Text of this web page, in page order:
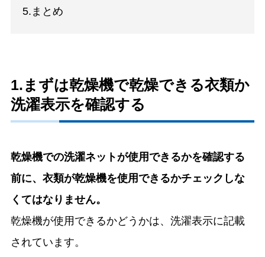
5.まとめ
1.まずは乾燥機で乾燥できる衣類か
洗濯表示を確認する
乾燥機での洗濯ネットが使用できるかを確認する
前に、衣類が乾燥機を使用できるかチェックしな
くてはなりません。
乾燥機が使用できるかどうかは、洗濯表示に記載
されています。